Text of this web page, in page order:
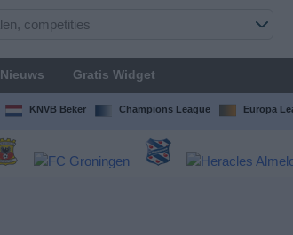
Nieuws Gratis Widget
KNVB Beker Champions League Europa